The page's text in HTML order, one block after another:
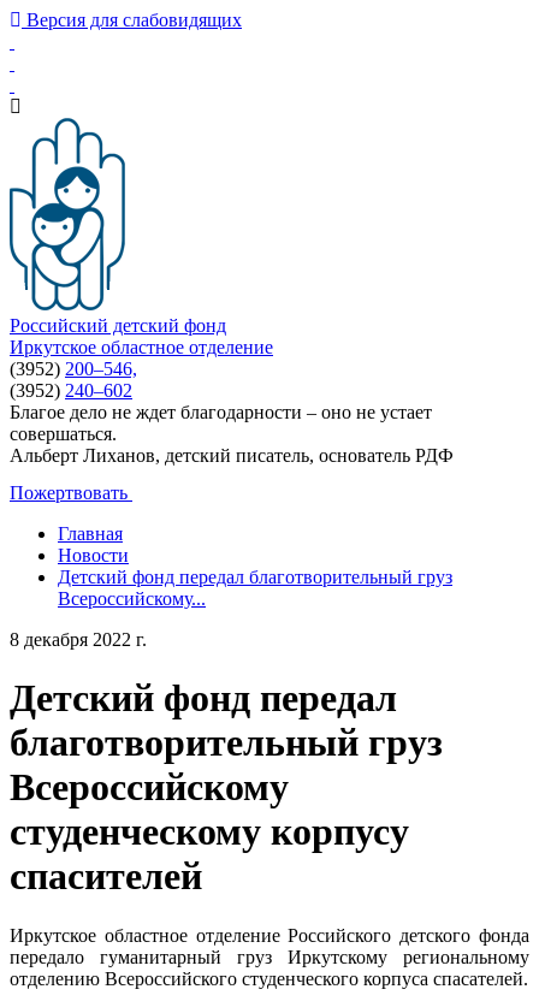
Версия для слабовидящих
Российский детский фонд
Иркутское областное отделение
(3952) 200–546,
(3952) 240–602
Благое дело не ждет благодарности – оно не устает
совершаться.
Альберт Лиханов, детский писатель, основатель РДФ
Пожертвовать
Главная
Новости
Детский фонд передал благотворительный груз
Всероссийскому...
8 декабря 2022 г.
Детский фонд передал
благотворительный груз
Всероссийскому
студенческому корпусу
спасителей
Иркутское областное отделение Российского детского фонда
передало гуманитарный груз Иркутскому региональному
отделению Всероссийского студенческого корпуса спасателей.